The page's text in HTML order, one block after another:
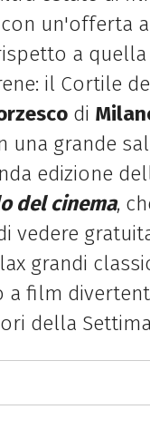
un'offerta
a
il Cortile
di
una grande
edizione
del cinema,
vedere
grandi
a film
della